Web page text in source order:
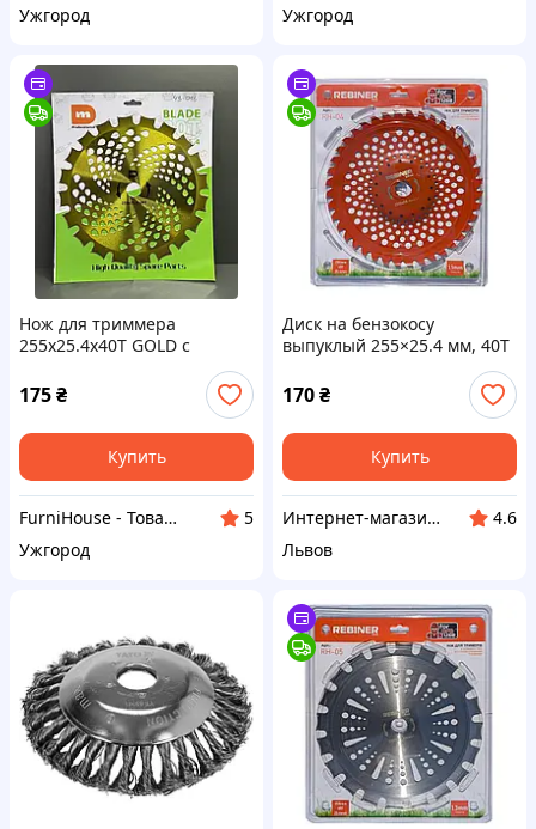
Ужгород
Ужгород
Нож для триммера
255х25.4х40Т GOLD с
косильный диск на 40 зубов
с победитом на мотокосу,
бензокосу
175₴
Купить
FurniHouse - Товары для дома и сада
5
Ужгород
Диск на бензокосу
выпуклый 255×25.4 мм, 40Т
с победитовыми напайками
Rebiner
170₴
Купить
Интернет-магазин GIGATOOLS
4.6
Львов